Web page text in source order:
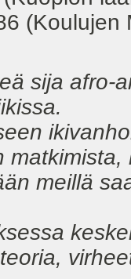
sija afro-
meillä